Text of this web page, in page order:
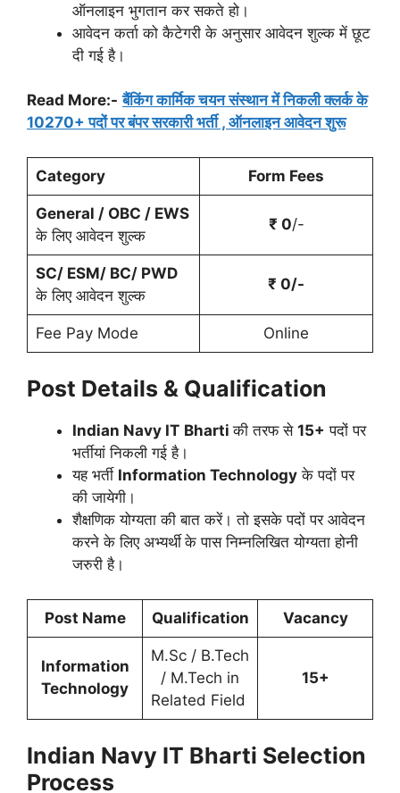
ऑनलाइन भुगतान कर सकते हो।
आवेदन कर्ता को कैटेगरी के अनुसार आवेदन शुल्क में छूट
दी गई है।
Read More:- बैंकिंग कार्मिक चयन संस्थान में निकली क्लर्क के
10270+ पदों पर बंपर सरकारी भर्ती , ऑनलाइन आवेदन शुरू
Category Form Fees
General / OBC / EWS
के लिए आवेदन शुल्क
₹ 0/-
SC/ ESM/ BC/ PWD
के लिए आवेदन शुल्क
₹ 0/-
Fee Pay Mode Online
Post Details & Qualification
Indian Navy IT Bhartiकी तरफ से 15+ पदों पर
भर्तीयां निकली गई है।
यह भर्ती Information Technology के पदों पर
की जायेगी।
शैक्षणिक योग्यता की बात करें। तो इसके पदों पर आवेदन
करने के लिए अभ्यर्थी के पास निम्नलिखित योग्यता होनी
जरुरी है।
Post Name Qualification Vacancy
Information
Technology
M.Sc / B.Tech
/ M.Tech in
Related Field
15+
Indian Navy IT Bharti Selection
Process